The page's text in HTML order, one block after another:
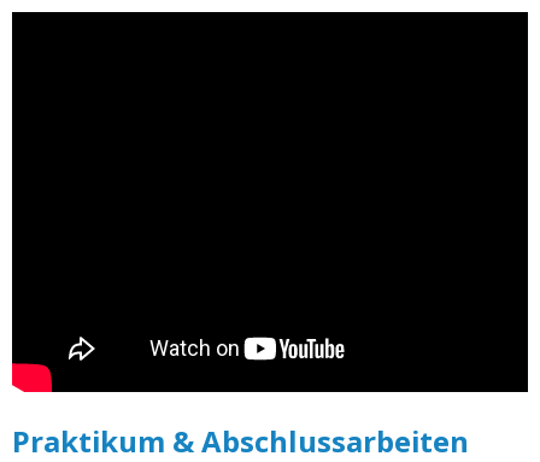
Praktikum & Abschlussarbeiten